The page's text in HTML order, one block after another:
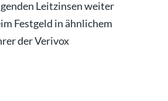
Leitzinsen weiter
Festgeld in ähnlichem
der Verivox